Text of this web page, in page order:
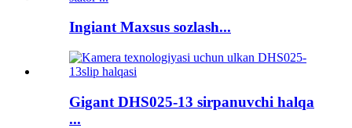
Ingiant Maxsus sozlash...
Gigant DHS025-13 sirpanuvchi halqa
...